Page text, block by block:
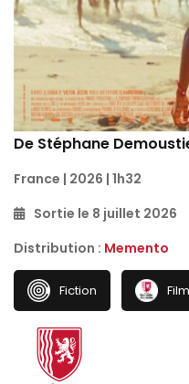
De Stéphane
France | 2026 | 1h32
Sortie le 8 juillet 2026
Distribution : Memento
Fiction